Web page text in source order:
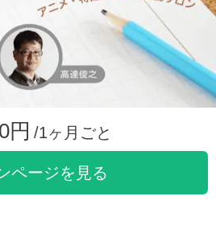
円 /1ヶ月ごと
ページを見る